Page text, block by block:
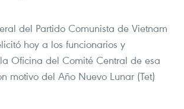
del Partido Comunista de Vietnam
hoy a los funcionarios y
Oficina del Comité Central de esa
motivo del Año Nuevo Lunar (Tet)